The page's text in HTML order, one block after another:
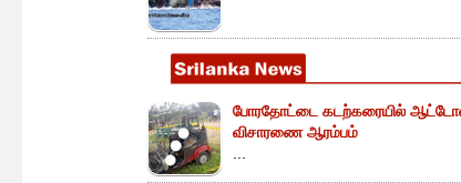
போரதோட்டை கடற்கரையில்
விசாரணை ஆரம்பம்
...